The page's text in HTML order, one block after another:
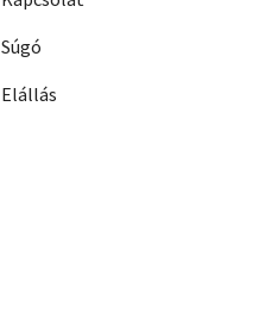
Súgó
Elállás